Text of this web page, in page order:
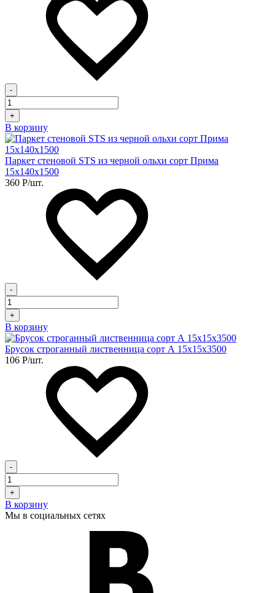
-
+
В корзину
Паркет стеновой STS из черной ольхи сорт Прима
15х140х1500
360 Р/шт.
-
+
В корзину
Брусок строганный лиственница сорт А 15х15х3500
106 Р/шт.
-
+
В корзину
Мы в социальных сетях